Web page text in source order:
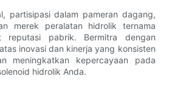
partisipasi dalam pameran dagang,
merek peralatan hidrolik ternama
reputasi pabrik. Bermitra dengan
inovasi dan kinerja yang konsisten
meningkatkan kepercayaan pada
hidrolik Anda.